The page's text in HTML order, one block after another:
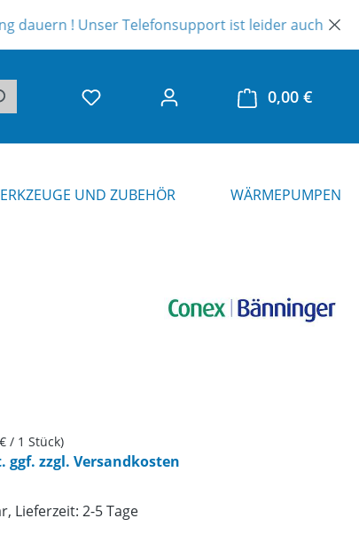
! Unser Telefonsupport ist leider auch
0,00 €
UND ZUBEHÖR WÄRMEPUMPEN
/ 1 Stück)
ggf. zzgl. Versandkosten
Lieferzeit: 2-5 Tage